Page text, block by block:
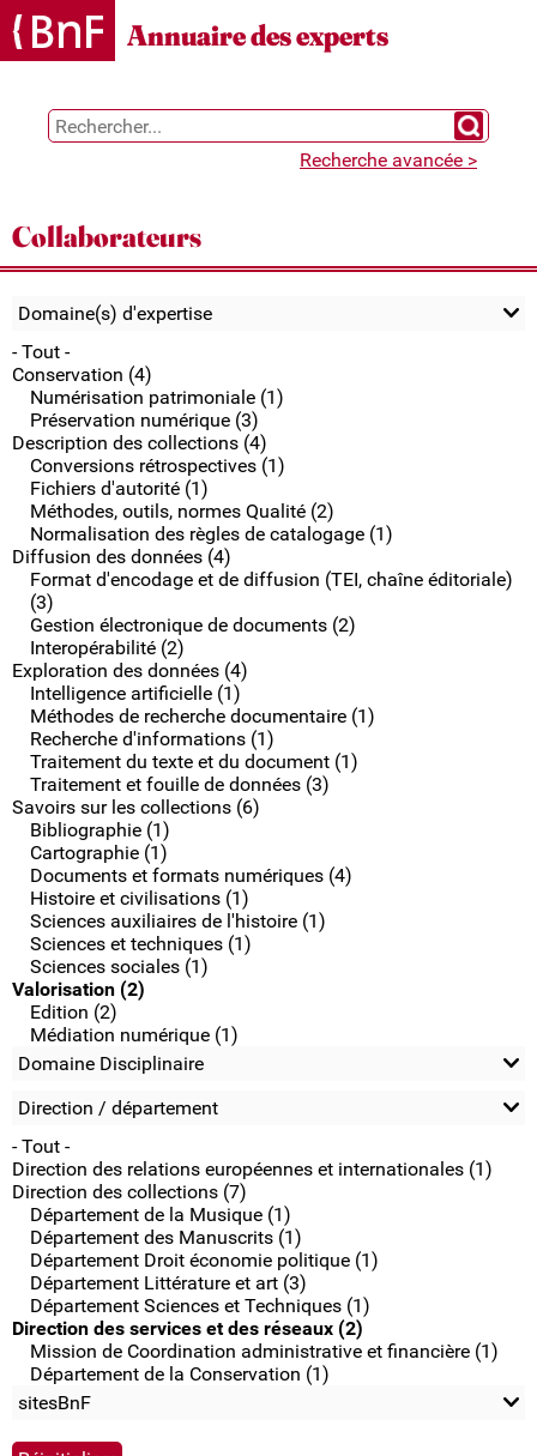
Gestion des cookies
Annuaire des experts
Chercher
Recherche avancée >
Collaborateurs
Domaine(s) d'expertise
- Tout -
Conservation (4)
Numérisation patrimoniale (1)
Préservation numérique (3)
Description des collections (4)
Conversions rétrospectives (1)
Fichiers d'autorité (1)
Méthodes, outils, normes Qualité (2)
Normalisation des règles de catalogage (1)
Diffusion des données (4)
Format d'encodage et de diffusion (TEI, chaîne éditoriale)
(3)
Gestion électronique de documents (2)
Interopérabilité (2)
Exploration des données (4)
Intelligence artificielle (1)
Méthodes de recherche documentaire (1)
Recherche d'informations (1)
Traitement du texte et du document (1)
Traitement et fouille de données (3)
Savoirs sur les collections (6)
Bibliographie (1)
Cartographie (1)
Documents et formats numériques (4)
Histoire et civilisations (1)
Sciences auxiliaires de l'histoire (1)
Sciences et techniques (1)
Sciences sociales (1)
Valorisation (2)
Edition (2)
Médiation numérique (1)
Domaine Disciplinaire
Direction / département
- Tout -
Direction des relations européennes et internationales (1)
Direction des collections (7)
Département de la Musique (1)
Département des Manuscrits (1)
Département Droit économie politique (1)
Département Littérature et art (3)
Département Sciences et Techniques (1)
Direction des services et des réseaux (2)
Mission de Coordination administrative et financière (1)
Département de la Conservation (1)
sitesBnF